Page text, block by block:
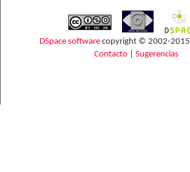
DSpace software copyright © 2002-2015
Contacto| Sugerencias